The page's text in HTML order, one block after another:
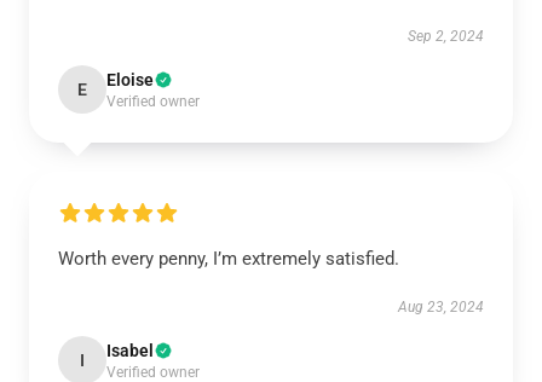
Sep 2, 2024
E Eloise
Verified owner
Worth every penny, I’m extremely satisfied.
Aug 23, 2024
I Isabel
Verified owner